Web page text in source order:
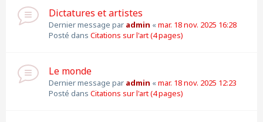
Dictatures et artistes
Dernier message par admin «mar. 18 nov. 2025 16:28
Posté dans Citations sur l'art (4 pages)
Le monde
Dernier message par admin «mar. 18 nov. 2025 12:23
Posté dans Citations sur l'art (4 pages)